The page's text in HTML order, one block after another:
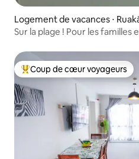
Logement de vacances ⋅
Sur la plage ! Pour les familles
Coups de cœur voyageurs les
Coup de cœur voyageurs